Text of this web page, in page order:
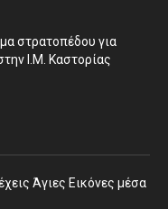
στρατοπέδου για
Ι.Μ. Καστορίας
Άγιες Εικόνες μέσα